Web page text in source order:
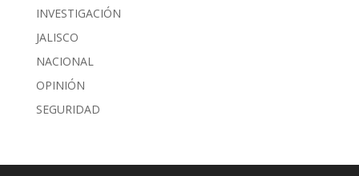
INVESTIGACIÓN
JALISCO
NACIONAL
OPINIÓN
SEGURIDAD